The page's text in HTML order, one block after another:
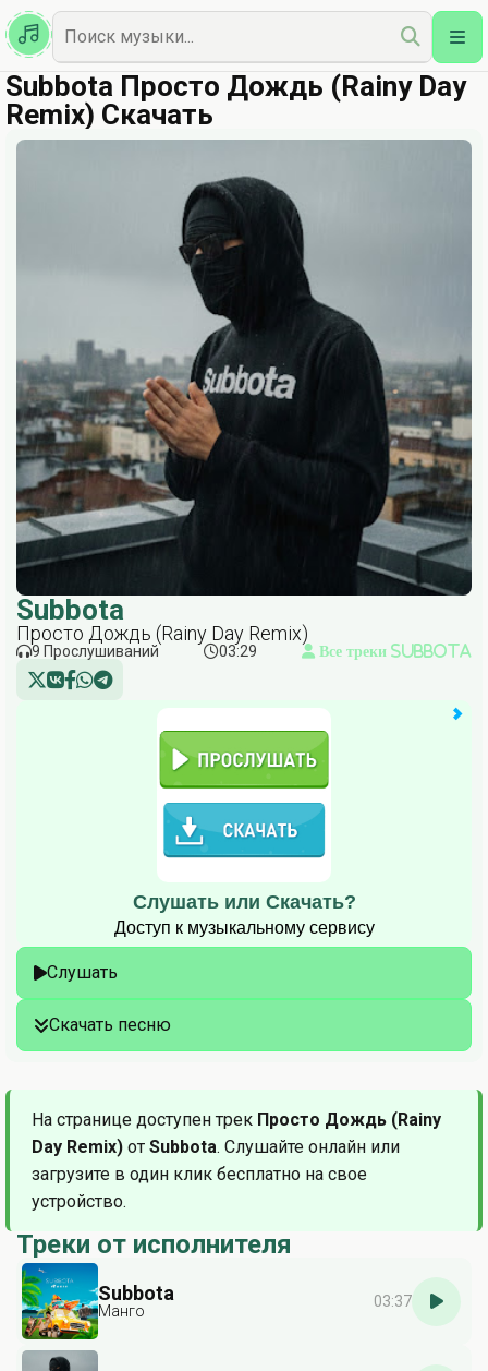
Казахская
Наш Топ
Subbota Просто Дождь (Rainy Day
Remix) Скачать
Subbota
Просто Дождь (Rainy Day Remix)
9 Прослушиваний 03:29 Все треки Subbota
Слушать или Скачать?
Доступ к музыкальному сервису
Слушать
Скачать песню
На странице доступен трек Просто Дождь (Rainy
Day Remix) от Subbota. Слушайте онлайн или
загрузите в один клик бесплатно на свое
устройство.
Треки от исполнителя
Subbota
Манго
03:37